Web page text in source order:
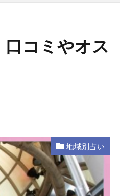
コミやオス
地域別占い